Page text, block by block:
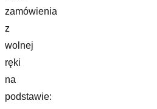
zamówienia
z
wolnej
ręki
na
podstawie: